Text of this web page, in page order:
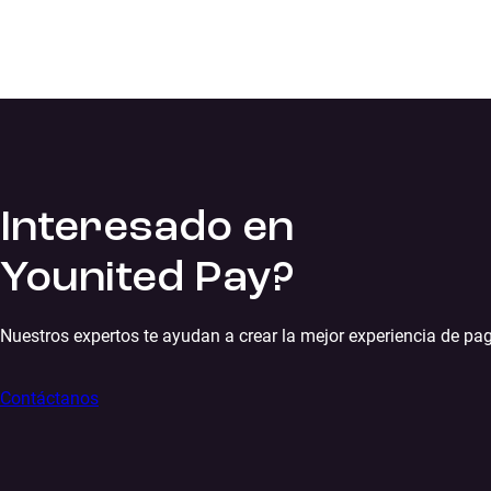
Interesado en
Younited Pay?
Nuestros expertos te ayudan a crear la mejor experiencia de
Contáctanos